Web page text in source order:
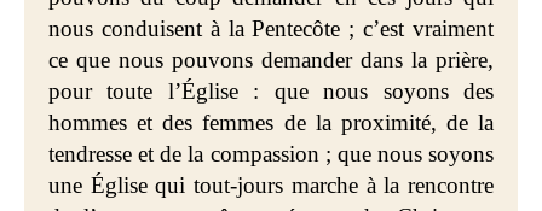
nous conduisent à la Pentecôte ; c’est vraiment
ce que nous pouvons demander dans la prière,
pour toute l’Église : que nous soyons des
hommes et des femmes de la proximité, de la
tendresse et de la compassion ; que nous soyons
une Église qui tout-jours marche à la rencontre